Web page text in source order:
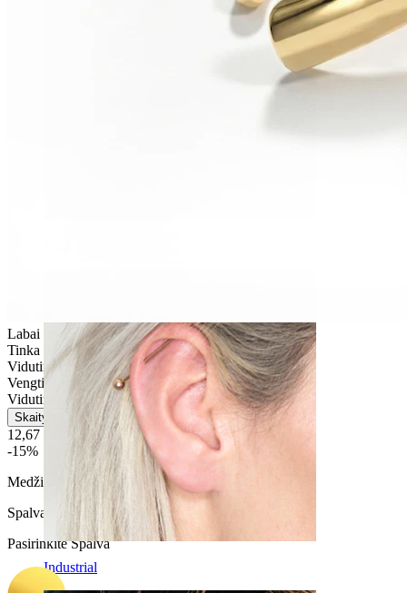
Industrial
Labai lengvas
Tinka daugumos tipų odai
Vidutinio naudojimo
Vengti vandens
Vidutinio patvarimo
Skaityti daugiau
12,67 €
14,90 €
-15%
Medžiaga:
Chirurginis plienas / Žalvaris
Spalva
Pasirinkite Spalva